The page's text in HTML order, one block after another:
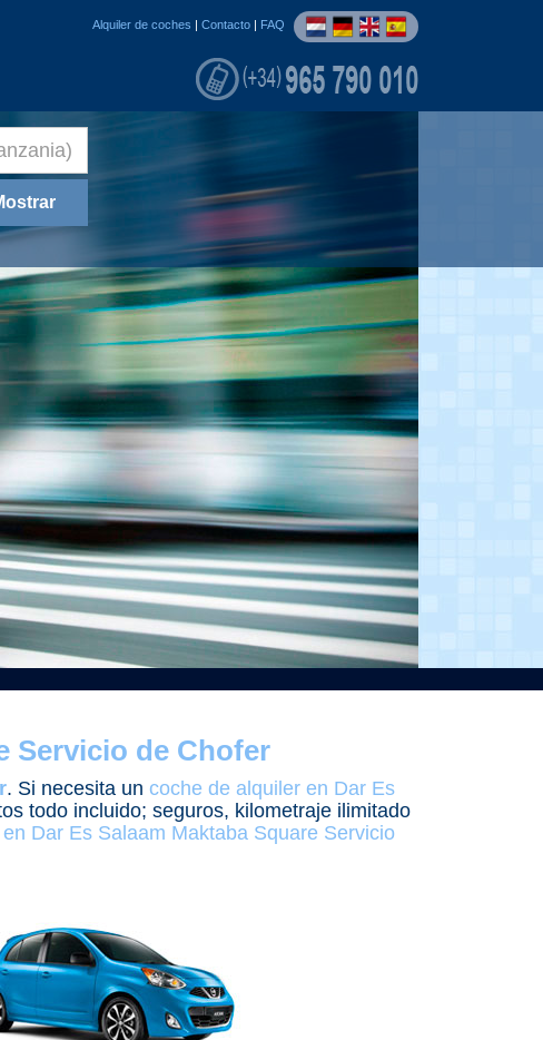
Alquiler de coches | Contacto | FAQ
Servicio de Chofer
. Si necesita un coche de alquiler en Dar Es
todo incluido; seguros, kilometraje ilimitado
Dar Es Salaam Maktaba Square Servicio